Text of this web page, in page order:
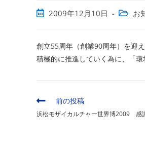
投
開
日:
2009年12月10日
投
テ
ゴ
お
創立55周年（創業90周年）を迎
積極的に推進していく為に、「環
そ
の
他
前の投稿
浜松モザイカルチャー世界博2009 感